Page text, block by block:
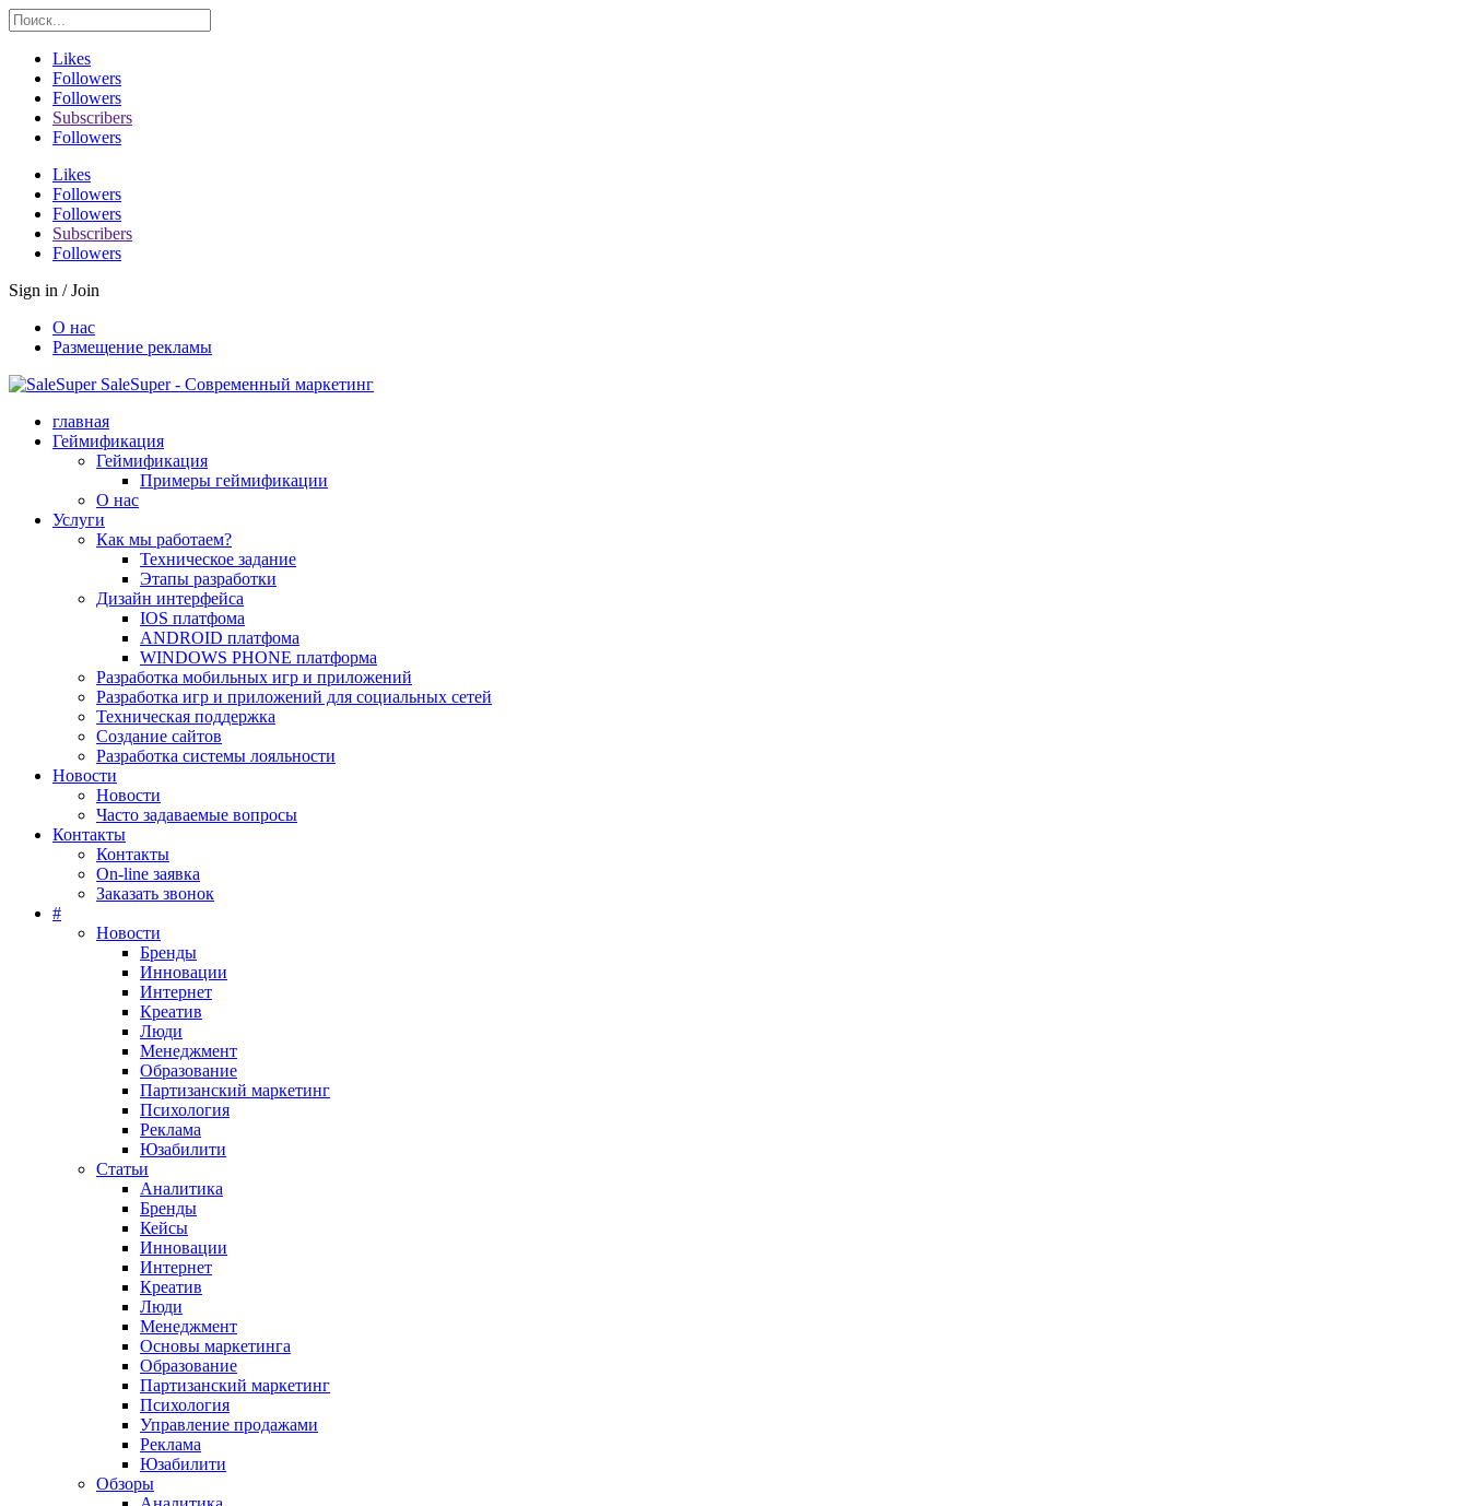
Likes
Followers
Followers
Subscribers
Followers
Likes
Followers
Followers
Subscribers
Followers
Sign in / Join
О нас
Размещение рекламы
SaleSuper - Современный маркетинг
главная
Геймификация
Геймификация
Примеры геймификации
О нас
Услуги
Как мы работаем?
Техническое задание
Этапы разработки
Дизайн интерфейса
IOS платфома
ANDROID платфома
WINDOWS PHONE платформа
Разработка мобильных игр и приложений
Разработка игр и приложений для социальных сетей
Техническая поддержка
Создание сайтов
Разработка системы лояльности
Новости
Новости
Часто задаваемые вопросы
Контакты
Контакты
On-line заявка
Заказать звонок
#
Новости
Бренды
Инновации
Интернет
Креатив
Люди
Менеджмент
Образование
Партизанский маркетинг
Психология
Реклама
Юзабилити
Статьи
Аналитика
Бренды
Кейсы
Инновации
Интернет
Креатив
Люди
Менеджмент
Основы маркетинга
Образование
Партизанский маркетинг
Психология
Управление продажами
Реклама
Юзабилити
Обзоры